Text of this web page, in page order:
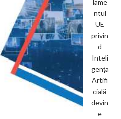
ntul
UE
privin
d
Inteli
gența
Artifi
cială
devin
e